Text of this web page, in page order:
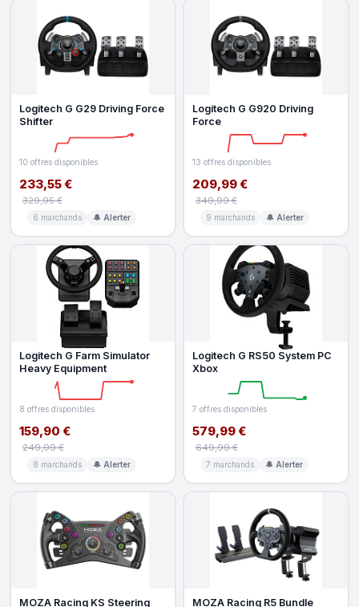
Logitech G G29 Driving Force
Shifter
10 offres disponibles
233,55 €
329,95 €
6 marchands 🔔 Alerter
Logitech G G920 Driving
Force
13 offres disponibles
209,99 €
349,99 €
9 marchands 🔔 Alerter
Logitech G Farm Simulator
Heavy Equipment
8 offres disponibles
159,90 €
249,99 €
8 marchands 🔔 Alerter
Logitech G RS50 System PC
Xbox
7 offres disponibles
579,99 €
649,99 €
7 marchands 🔔 Alerter
MOZA Racing KS Steering
MOZA Racing R5 Bundle